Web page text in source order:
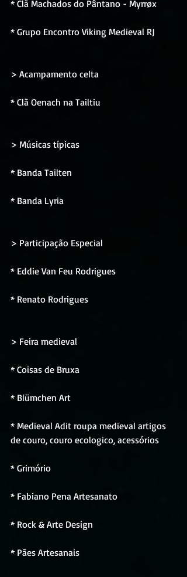
* Clã Machados do Pântano - Myrrøx
* Grupo Encontro Viking Medieval RJ
> Acampamento celta
* Clã Oenach na Tailtiu
> Músicas típicas
* Banda Tailten
* Banda Lyria
> Participação Especial
* Eddie Van Feu Rodrigues
* Renato Rodrigues
> Feira medieval
* Coisas de Bruxa
* Blümchen Art
* Medieval Adit roupa medieval artigos
de couro, couro ecologico, acessórios
* Grimório
* Fabiano Pena Artesanato
* Rock & Arte Design
* Pães Artesanais